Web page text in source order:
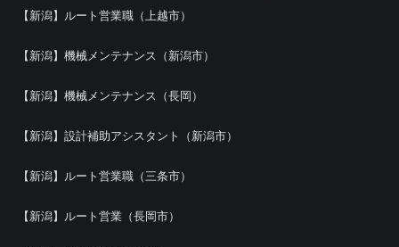
【新潟】ルート営業職（上越市）
【新潟】機械メンテナンス（新潟市）
【新潟】機械メンテナンス（長岡）
【新潟】設計補助アシスタント（新潟市）
【新潟】ルート営業職（三条市）
【新潟】ルート営業（長岡市）